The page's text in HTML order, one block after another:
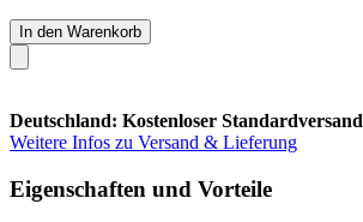
In den Warenkorb
Deutschland: Kostenloser Standardversand
Weitere Infos zu Versand & Lieferung
Eigenschaften und Vorteile